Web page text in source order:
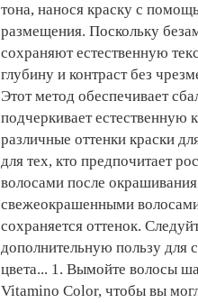
тона, нанося краску с
размещения. Поскольку
сохраняют естественную
глубину и контраст без
Этот метод обеспечивает
подчеркивает естественную
различные оттенки краски
для тех, кто предпочитает
волосами после
свежеокрашенными
сохраняется оттенок.
дополнительную пользу для
цвета... 1. Вымойте волосы
Vitamino Color, чтобы вы